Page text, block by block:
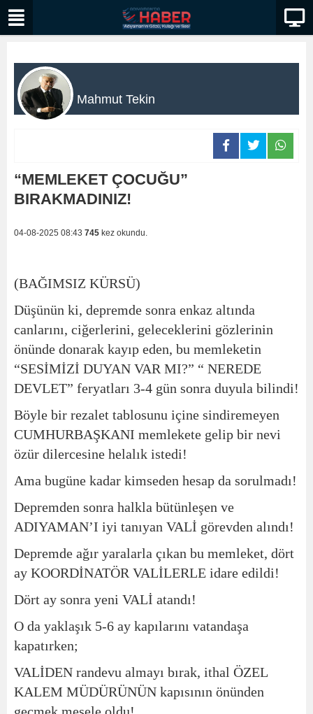
Mahmut Tekin
“MEMLEKET ÇOCUĞU”
BIRAKMADINIZ!
04-08-2025 08:43 745 kez okundu.
(BAĞIMSIZ KÜRSÜ)
Düşünün ki, depremde sonra enkaz altında
canlarını, ciğerlerini, geleceklerini gözlerinin
önünde donarak kayıp eden, bu memleketin
“SESİMİZİ DUYAN VAR MI?” “ NEREDE
DEVLET” feryatları 3-4 gün sonra duyula bilindi!
Böyle bir rezalet tablosunu içine sindiremeyen
CUMHURBAŞKANI memlekete gelip bir nevi
özür dilercesine helalık istedi!
Ama bugüne kadar kimseden hesap da sorulmadı!
Depremden sonra halkla bütünleşen ve
ADIYAMAN’I iyi tanıyan VALİ görevden alındı!
Depremde ağır yaralarla çıkan bu memleket, dört
ay KOORDİNATÖR VALİLERLE idare edildi!
Dört ay sonra yeni VALİ atandı!
O da yaklaşık 5-6 ay kapılarını vatandaşa
kapatırken;
VALİDEN randevu almayı bırak, ithal ÖZEL
KALEM MÜDÜRÜNÜN kapısının önünden